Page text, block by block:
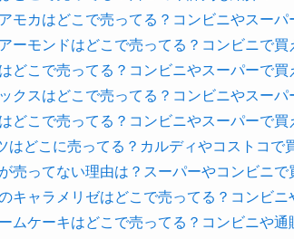
モカはどこで売ってる？コンビニやスーパ
ーモンドはどこで売ってる？コンビニで買
どこで売ってる？コンビニやスーパーで買
クスはどこで売ってる？コンビニやスーパ
どこで売ってる？コンビニやスーパーで買
はどこに売ってる？カルディやコストコで
売ってない理由は？スーパーやコンビニで
キャラメリゼはどこで売ってる？コンビニ
ムケーキはどこで売ってる？コンビニや通